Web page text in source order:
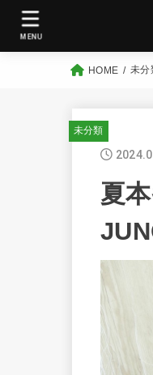
MENU
HOME 未分
未分類
夏